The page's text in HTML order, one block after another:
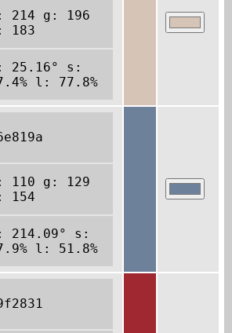
214 g: 196
183
25.16° s:
l: 77.8%
110 g: 129
154
214.09° s:
l: 51.8%